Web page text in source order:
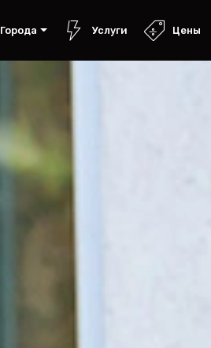
Города Услуги Цены